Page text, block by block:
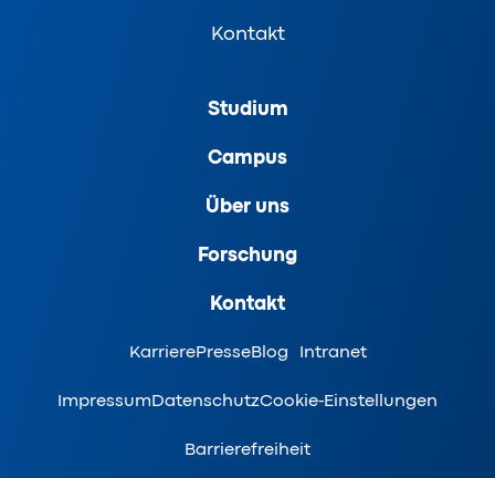
Kontakt
Studium
Campus
Über uns
Forschung
Kontakt
KarrierePresseBlog Intranet
ImpressumDatenschutzCookie-Einstellungen
Barrierefreiheit